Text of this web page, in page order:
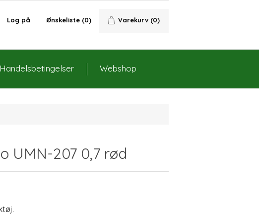
Log på Ønskeliste (0) Varekurv (0)
Handelsbetingelser Webshop
UMN-207 0,7 rød